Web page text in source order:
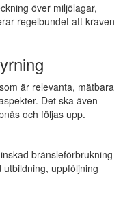
över miljölagar,
regelbundet att kraven
är relevanta, mätbara
Det ska även
och följas upp.
bränsleförbrukning
uppföljning